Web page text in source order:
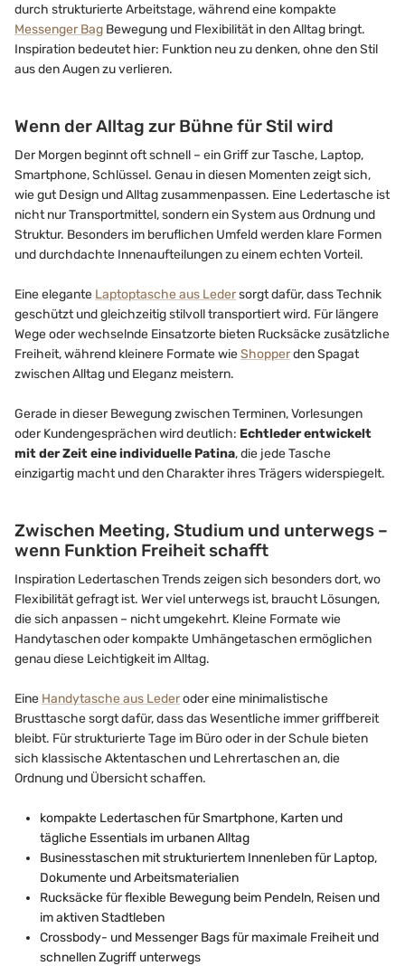
durch strukturierte Arbeitstage, während eine kompakte
Messenger Bag Bewegung und Flexibilität in den Alltag bringt.
Inspiration bedeutet hier: Funktion neu zu denken, ohne den Stil
aus den Augen zu verlieren.
Wenn der Alltag zur Bühne für Stil wird
Der Morgen beginnt oft schnell – ein Griff zur Tasche, Laptop,
Smartphone, Schlüssel. Genau in diesen Momenten zeigt sich,
wie gut Design und Alltag zusammenpassen. Eine Ledertasche ist
nicht nur Transportmittel, sondern ein System aus Ordnung und
Struktur. Besonders im beruflichen Umfeld werden klare Formen
und durchdachte Innenaufteilungen zu einem echten Vorteil.
Eine elegante Laptoptasche aus Ledersorgt dafür, dass Technik
geschützt und gleichzeitig stilvoll transportiert wird. Für längere
Wege oder wechselnde Einsatzorte bieten Rucksäcke zusätzliche
Freiheit, während kleinere Formate wieShopperden Spagat
zwischen Alltag und Eleganz meistern.
Gerade in dieser Bewegung zwischen Terminen, Vorlesungen
oder Kundengesprächen wird deutlich: Echtleder entwickelt
mit der Zeit eine individuelle Patina, die jede Tasche
einzigartig macht und den Charakter ihres Trägers widerspiegelt.
Zwischen Meeting, Studium und unterwegs –
wenn Funktion Freiheit schafft
Inspiration Ledertaschen Trends zeigen sich besonders dort, wo
Flexibilität gefragt ist. Wer viel unterwegs ist, braucht Lösungen,
die sich anpassen – nicht umgekehrt. Kleine Formate wie
Handytaschen oder kompakte Umhängetaschen ermöglichen
genau diese Leichtigkeit im Alltag.
Eine Handytasche aus Lederoder eine minimalistische
Brusttasche sorgt dafür, dass das Wesentliche immer griffbereit
bleibt. Für strukturierte Tage im Büro oder in der Schule bieten
sich klassische Aktentaschen und Lehrertaschen an, die
Ordnung und Übersicht schaffen.
kompakte Ledertaschen für Smartphone, Karten und
tägliche Essentials im urbanen Alltag
Businesstaschen mit strukturiertem Innenleben für Laptop,
Dokumente und Arbeitsmaterialien
Rucksäcke für flexible Bewegung beim Pendeln, Reisen und
im aktiven Stadtleben
Crossbody- und Messenger Bags für maximale Freiheit und
schnellen Zugriff unterwegs